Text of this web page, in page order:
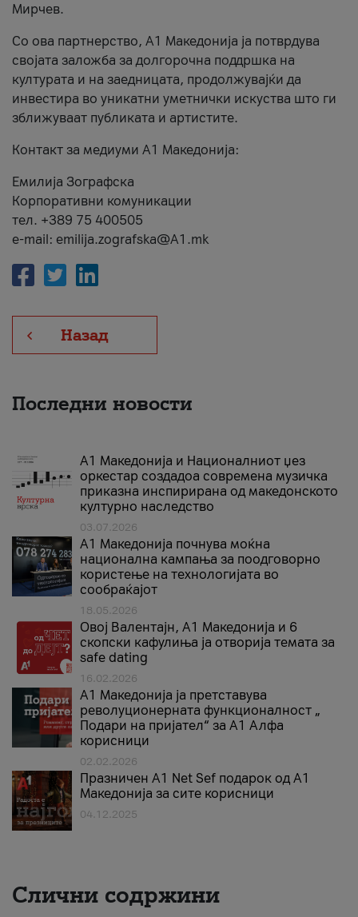
Мирчев.
Со ова партнерство, A1 Македонија ја потврдува
својата заложба за долгорочна поддршка на
културата и на заедницата, продолжувајќи да
инвестира во уникатни уметнички искуства што ги
зближуваат публиката и артистите.
Контакт за медиуми А1 Македонија:
Емилија Зографска
Корпоративни комуникации
тел. +389 75 400505
e-mail: emilija.zografska@A1.mk
Назад
Последни новости
А1 Македонија и Националниот џез
оркестар создадоа современа музичка
приказна инспирирана од македонското
културно наследство
03.07.2026
A1 Македонија почнува моќна
национална кампања за поодговорно
користење на технологијата во
сообраќајот
18.05.2026
Овој Валентајн, A1 Македонија и 6
скопски кафулиња ја отворија темата за
safe dating
16.02.2026
А1 Македонија ја претставува
револуционерната функционалност „
Подари на пријател“ за А1 Алфа
корисници
02.02.2026
Празничен A1 Net Sеf подарок од А1
Македонија за сите корисници
04.12.2025
Слични содржини